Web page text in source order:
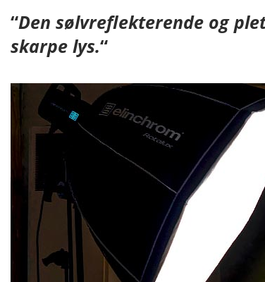
“Den sølvreflekterende og
skarpe lys.“